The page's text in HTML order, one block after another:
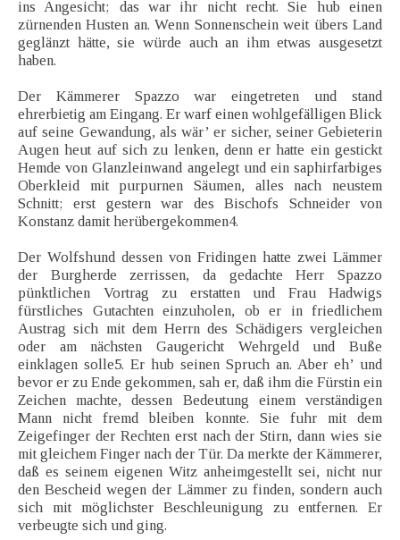
ins Angesicht; das war ihr nicht recht. Sie hub einen
zürnenden Husten an. Wenn Sonnenschein weit übers Land
geglänzt hätte, sie würde auch an ihm etwas ausgesetzt
haben.
Der Kämmerer Spazzo war eingetreten und stand
ehrerbietig am Eingang. Er warf einen wohlgefälligen Blick
auf seine Gewandung, als wär’ er sicher, seiner Gebieterin
Augen heut auf sich zu lenken, denn er hatte ein gestickt
Hemde von Glanzleinwand angelegt und ein saphirfarbiges
Oberkleid mit purpurnen Säumen, alles nach neustem
Schnitt; erst gestern war des Bischofs Schneider von
Konstanz damit herübergekommen4.
Der Wolfshund dessen von Fridingen hatte zwei Lämmer
der Burgherde zerrissen, da gedachte Herr Spazzo
pünktlichen Vortrag zu erstatten und Frau Hadwigs
fürstliches Gutachten einzuholen, ob er in friedlichem
Austrag sich mit dem Herrn des Schädigers vergleichen
oder am nächsten Gaugericht Wehrgeld und Buße
einklagen solle5. Er hub seinen Spruch an. Aber eh’ und
bevor er zu Ende gekommen, sah er, daß ihm die Fürstin ein
Zeichen machte, dessen Bedeutung einem verständigen
Mann nicht fremd bleiben konnte. Sie fuhr mit dem
Zeigefinger der Rechten erst nach der Stirn, dann wies sie
mit gleichem Finger nach der Tür. Da merkte der Kämmerer,
daß es seinem eigenen Witz anheimgestellt sei, nicht nur
den Bescheid wegen der Lämmer zu finden, sondern auch
sich mit möglichster Beschleunigung zu entfernen. Er
verbeugte sich und ging.